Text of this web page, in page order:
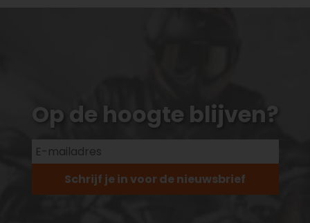
Op de hoogte blijven?
Schrijf je in voor de nieuwsbrief